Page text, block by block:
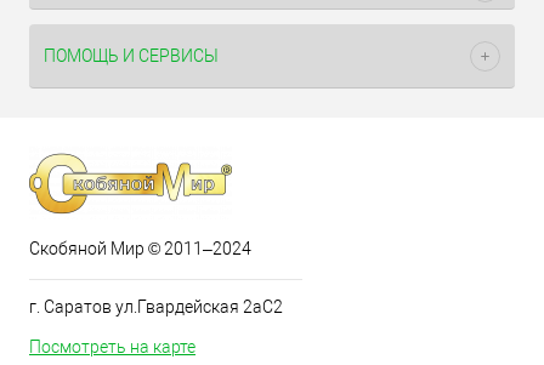
ПОМОЩЬ И СЕРВИСЫ
Скобяной Мир © 2011–2024
г. Саратов ул.Гвардейская 2аС2
Посмотреть на карте